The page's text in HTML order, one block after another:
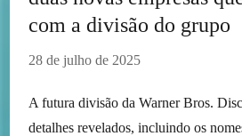
com a divisão do grupo
28 de julho de 2025
A futura divisão da Warner Bros.
detalhes revelados, incluindo os